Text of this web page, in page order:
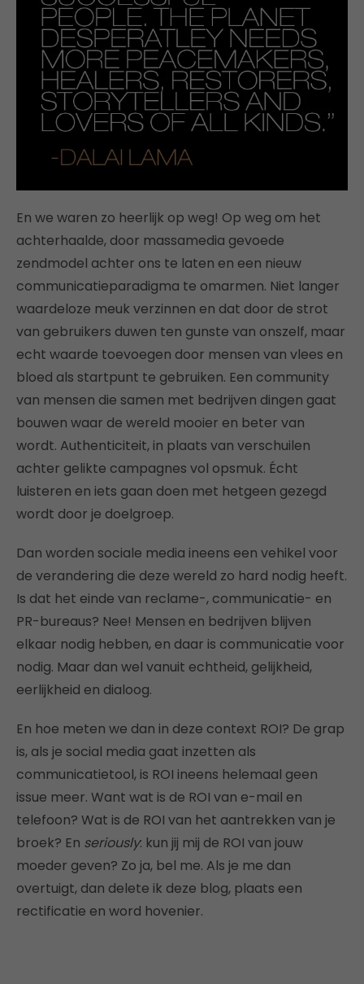
En we waren zo heerlijk op weg! Op weg om het
achterhaalde, door massamedia gevoede
zendmodel achter ons te laten en een nieuw
communicatieparadigma te omarmen. Niet langer
waardeloze meuk verzinnen en dat door de strot
van gebruikers duwen ten gunste van onszelf, maar
echt waarde toevoegen door mensen van vlees en
bloed als startpunt te gebruiken. Een community
van mensen die samen met bedrijven dingen gaat
bouwen waar de wereld mooier en beter van
wordt. Authenticiteit, in plaats van verschuilen
achter gelikte campagnes vol opsmuk. Écht
luisteren en iets gaan doen met hetgeen gezegd
wordt door je doelgroep.
Dan worden sociale media ineens een vehikel voor
de verandering die deze wereld zo hard nodig heeft.
Is dat het einde van reclame-, communicatie- en
PR-bureaus? Nee! Mensen en bedrijven blijven
elkaar nodig hebben, en daar is communicatie voor
nodig. Maar dan wel vanuit echtheid, gelijkheid,
eerlijkheid en dialoog.
En hoe meten we dan in deze context ROI? De grap
is, als je social media gaat inzetten als
communicatietool, is ROI ineens helemaal geen
issue meer. Want wat is de ROI van e-mail en
telefoon? Wat is de ROI van het aantrekken van je
broek? En seriously: kun jij mij de ROI van jouw
moeder geven? Zo ja, bel me. Als je me dan
overtuigt, dan delete ik deze blog, plaats een
rectificatie en word hovenier.